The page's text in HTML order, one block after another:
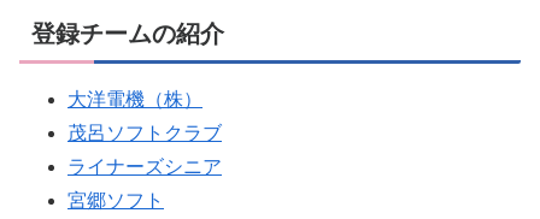
登録チームの紹介
大洋電機（株）
茂呂ソフトクラブ
ライナーズシニア
宮郷ソフト